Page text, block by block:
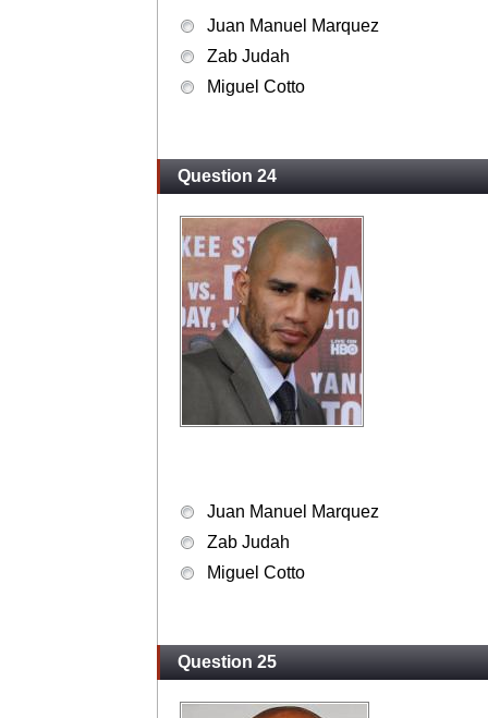
Juan Manuel Marquez
Zab Judah
Miguel Cotto
Question 24
Juan Manuel Marquez
Zab Judah
Miguel Cotto
Question 25